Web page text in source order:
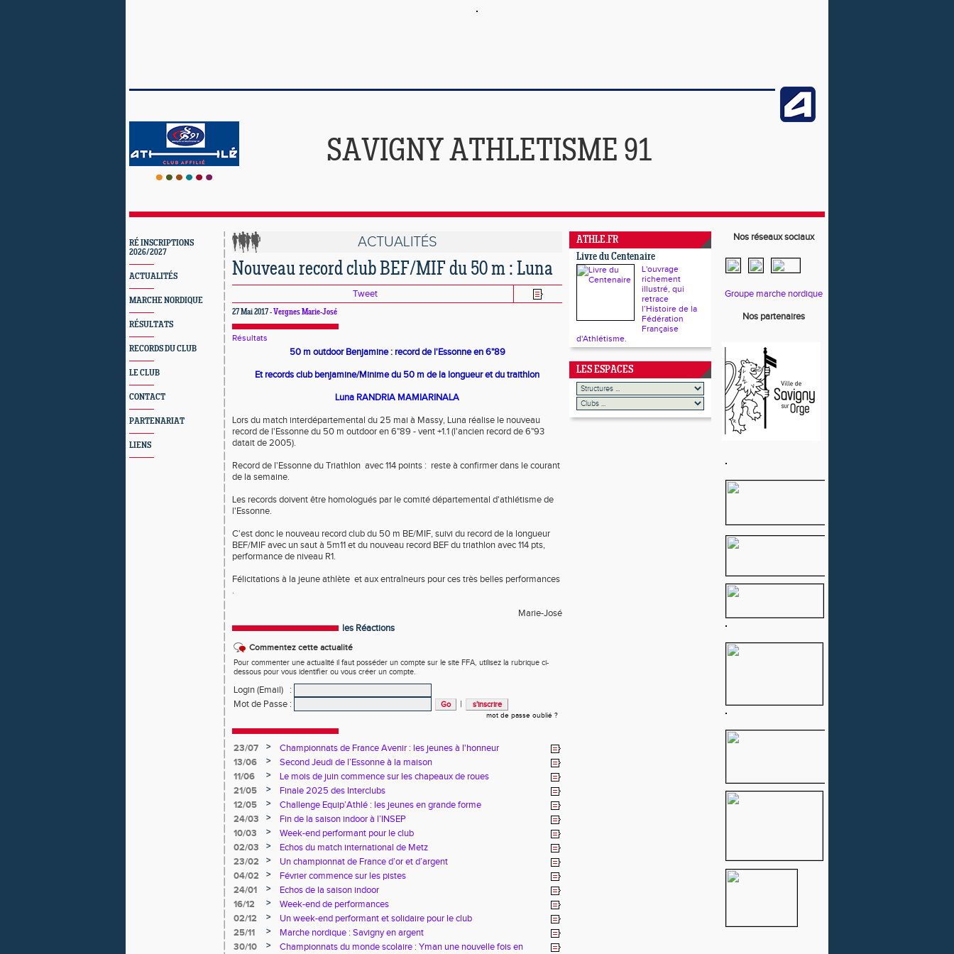
SAVIGNY ATHLETISME 91
RÉ INSCRIPTIONS
2026/2027
ACTUALITÉS
MARCHE NORDIQUE
RÉSULTATS
RECORDS DU CLUB
LE CLUB
CONTACT
PARTENARIAT
LIENS
ACTUALITÉS
Nouveau record club BEF/MIF du 50 m : Luna
Tweet
27 Mai 2017 - Vergnes Marie-José
Résultats
50 m outdoor Benjamine : record de l'Essonne en 6"89
Et records club benjamine/Minime du 50 m de la longueur et du traithlon
Luna RANDRIA MAMIARINALA
Lors du match interdépartemental du 25 mai à Massy, Luna réalise le nouveau
record de l'Essonne du 50 m outdoor en 6"89 - vent +1.1 (l'ancien record de 6"93
datait de 2005).
Record de l'Essonne du Triathlon avec 114 points : reste à confirmer dans le courant
de la semaine.
Les records doivent être homologués par le comité départemental d'athlétisme de
l'Essonne.
C'est donc le nouveau record club du 50 m BE/MIF, suivi du record de la longueur
BEF/MIF avec un saut à 5m11 et du nouveau record BEF du triathlon avec 114 pts,
performance de niveau R1.
Félicitations à la jeune athlète et aux entraîneurs pour ces très belles performances
.
Marie-José
les Réactions
Commentez cette actualité
Pour commenter une actualité il faut posséder un compte sur le site FFA, utilisez la rubrique ci-
dessous pour vous identifier ou vous créer un compte.
Login (Email)
:
Mot de Passe : |
mot de passe oublié ?
23/07 >
Championnats de France Avenir : les jeunes à l'honneur
13/06
>
Second Jeudi de l’Essonne à la maison
11/06
>
Le mois de juin commence sur les chapeaux de roues
21/05
>
Finale 2025 des Interclubs
12/05
>
Challenge Equip’Athlé : les jeunes en grande forme
24/03
>
Fin de la saison indoor à l’INSEP
10/03
>
Week-end performant pour le club
02/03
>
Echos du match international de Metz
23/02
>
Un championnat de France d’or et d’argent
04/02
>
Février commence sur les pistes
24/01
>
Echos de la saison indoor
16/12
>
Week-end de performances
02/12
>
Un week-end performant et solidaire pour le club
25/11
>
Marche nordique : Savigny en argent
30/10
>
Championnats du monde scolaire : Yman une nouvelle fois en
ATHLE.FR
Livre du Centenaire
L'ouvrage
richement
illustré, qui
retrace
l’Histoire de la
Fédération
Française
d'Athlétisme.
LES ESPACES
Nos réseaux sociaux
Groupe marche nordique
Nos partenaires